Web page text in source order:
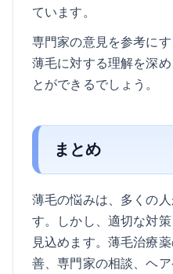
ています。
専門家の意見を参考に
薄毛に対する理解を深
とができるでしょう。
まとめ
薄毛の悩みは、多くの
す。しかし、適切な対
見込めます。薄毛治療
善、専門家の相談、ヘ